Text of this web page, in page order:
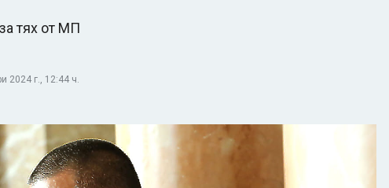
тях от МП
2024 г., 12:44 ч.